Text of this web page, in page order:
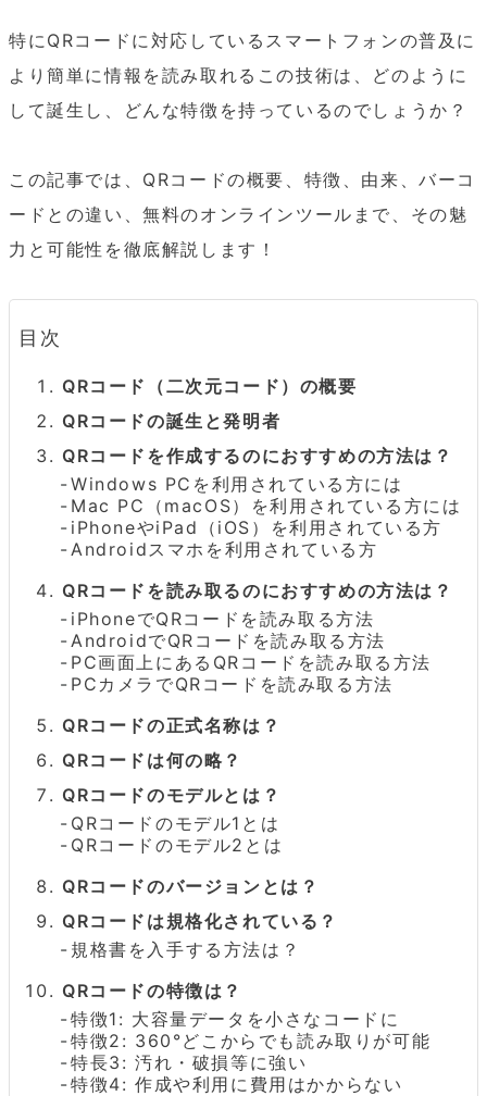
特にQRコードに対応しているスマートフォンの普及に
より簡単に情報を読み取れるこの技術は、どのように
して誕生し、どんな特徴を持っているのでしょうか？
この記事では、QRコードの概要、特徴、由来、バーコ
ードとの違い、無料のオンラインツールまで、その魅
力と可能性を徹底解説します！
目次
QRコード（二次元コード）の概要
QRコードの誕生と発明者
QRコードを作成するのにおすすめの方法は？
Windows PCを利用されている方には
Mac PC（macOS）を利用されている方には
iPhoneやiPad（iOS）を利用されている方
Androidスマホを利用されている方
QRコードを読み取るのにおすすめの方法は？
iPhoneでQRコードを読み取る方法
AndroidでQRコードを読み取る方法
PC画面上にあるQRコードを読み取る方法
PCカメラでQRコードを読み取る方法
QRコードの正式名称は？
QRコードは何の略？
QRコードのモデルとは？
QRコードのモデル1とは
QRコードのモデル2とは
QRコードのバージョンとは？
QRコードは規格化されている？
規格書を入手する方法は？
QRコードの特徴は？
特徴1: 大容量データを小さなコードに
特徴2: 360°どこからでも読み取りが可能
特長3: 汚れ・破損等に強い
特徴4: 作成や利用に費用はかからない